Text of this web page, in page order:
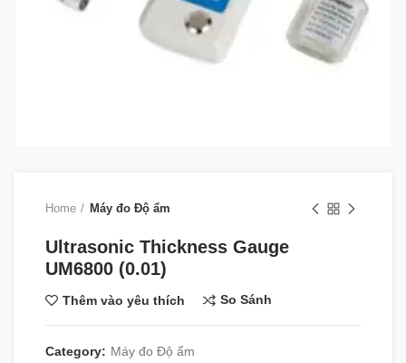
Home Máy đo Độ ẩm
Ultrasonic Thickness Gauge
UM6800 (0.01)
Thêm vào yêu thích So Sánh
Category: Máy đo Độ ẩm